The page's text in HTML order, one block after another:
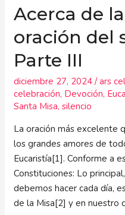
Acerca de
oración del
Parte III
diciembre 27, 2024/ars
celebración, Devoción,
Santa Misa,silencio
La oración más excelente
los grandes amores de
Eucaristía[1]. Conforme a
Constituciones: Lo
debemos hacer cada día,
de la Misa[2] y en nuestro